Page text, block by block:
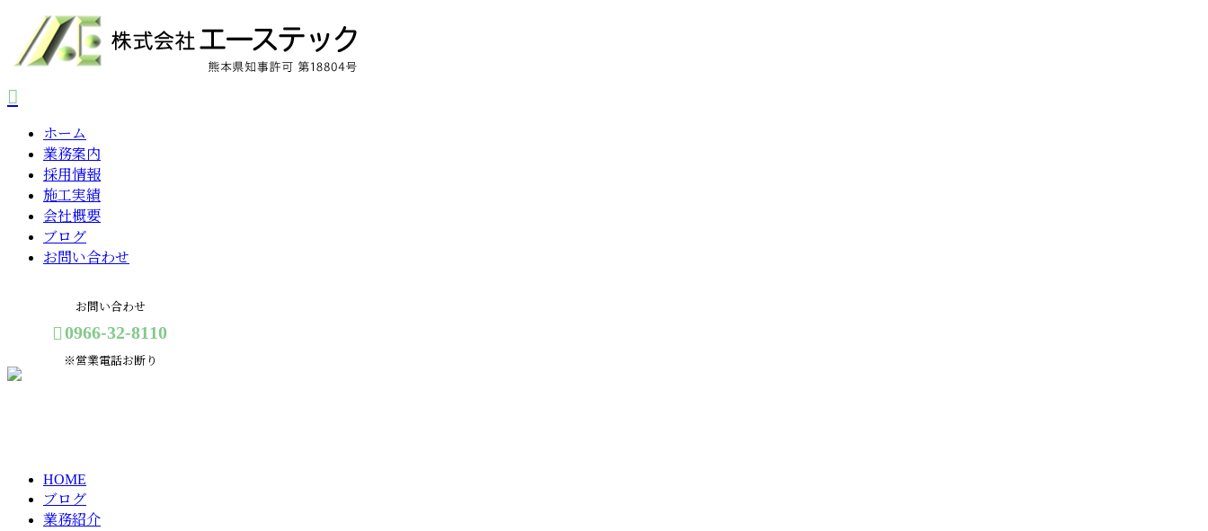
ホーム
業務案内
採用情報
施工実績
会社概要
ブログ
お問い合わせ
お問い合わせ
0966-32-8110
※営業電話お断り
HOME
ブログ
業務紹介